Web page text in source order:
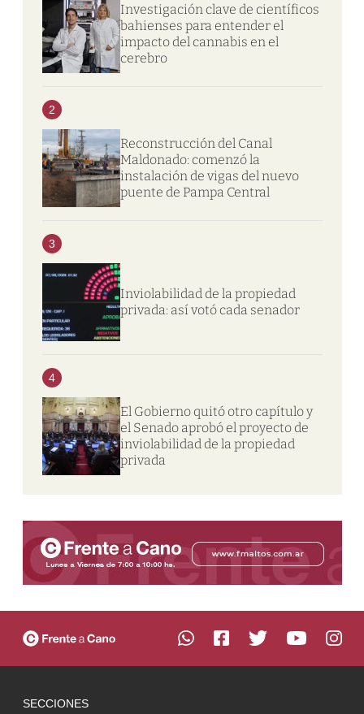
Investigación clave de científicos
bahienses para entender el
impacto del cannabis en el
cerebro
2
Reconstrucción del Canal
Maldonado: comenzó la
instalación de vigas del nuevo
puente de Pampa Central
3
Inviolabilidad de la propiedad
privada: así votó cada senador
4
El Gobierno quitó otro capítulo y
el Senado aprobó el proyecto de
inviolabilidad de la propiedad
privada
SECCIONES